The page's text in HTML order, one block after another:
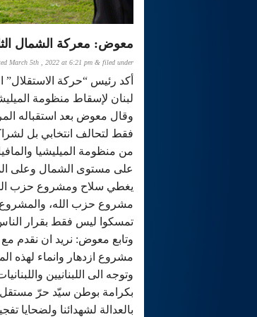
معوض: معركة الشمال
March 5th , 2022 at 6:21 pm & filed under
أكد رئيس “حركة
لبنان لإسقاط منظومة
وقال معوض بعد استقباله
فقط لتحالف انتخابي بل
من منظومة الميليشيا
على مستوى الشمال وعلى
يغطي سلاح ومشروع حزب
مشروع حزب الله،
تمسكوا ليس فقط بقرار الناس
وتابع معوض: نريد ان نقدم
مشروع ازدهار وانماء لهذه
وتوجه الى اللبنانيين
بكرامة بوطن سيّد حرّ
بالعدالة لشهدائنا